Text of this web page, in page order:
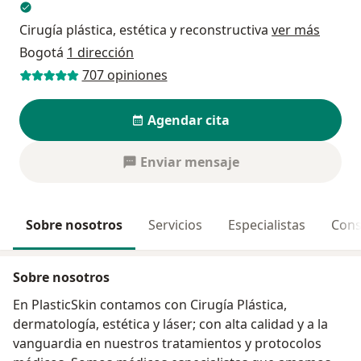
Cirugía plástica, estética y reconstructiva ver más
Bogotá 1 dirección
707 opiniones
Agendar cita
Enviar mensaje
Sobre nosotros Servicios Especialistas
Sobre nosotros
En PlasticSkin contamos con Cirugía Plástica,
dermatología, estética y láser; con alta calidad y a la
vanguardia en nuestros tratamientos y protocolos